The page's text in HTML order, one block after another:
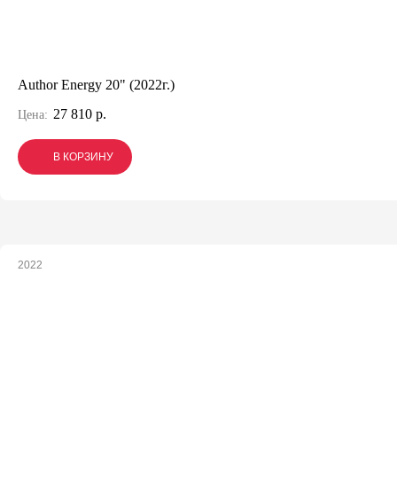
Author Energy 20" (2022г.)
Цена: 27 810 р.
В КОРЗИНУ
В КОРЗИНУ
В КОРЗИНУ
2022